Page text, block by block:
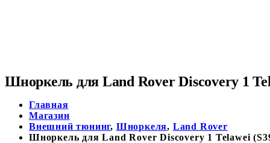
Шноркель для Land Rover Discovery 1
Главная
Магазин
Внешний тюнинг, Шноркеля, Land Rover
Шноркель для Land Rover Discovery 1 Telawei